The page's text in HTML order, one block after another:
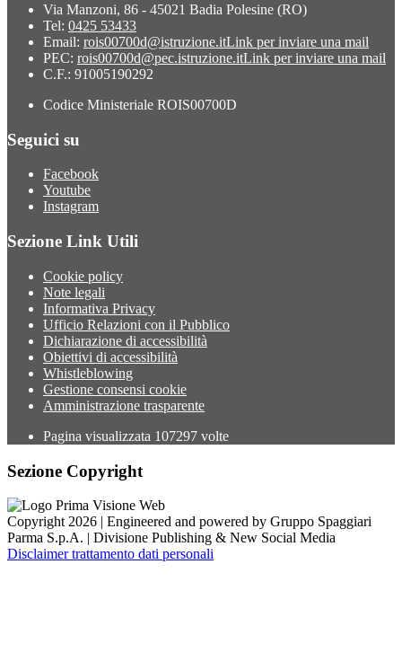
Via Manzoni, 86 - 45021 Badia Polesine (RO)
Tel: 0425 53433
Email: rois00700d@istruzione.itLink per inviare una mail
PEC: rois00700d@pec.istruzione.itLink per inviare una mail
C.F.: 91005190292
Codice Ministeriale ROIS00700D
Seguici su
Facebook
Youtube
Instagram
Sezione Link Utili
Cookie policy
Note legali
Informativa Privacy
Ufficio Relazioni con il Pubblico
Dichiarazione di accessibilità
Obiettivi di accessibilità
Whistleblowing
Gestione consensi cookie
Amministrazione trasparente
Pagina visualizzata 107297 volte
Sezione Copyright
Copyright 2026 | Engineered and powered by Gruppo Spaggiari
Parma S.p.A. | Divisione Publishing & New Social Media
Disclaimer trattamento dati personali